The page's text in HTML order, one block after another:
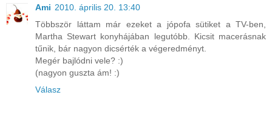
Ami 2010. április 20. 13:40
Többször láttam már ezeket a jópofa sütiket a TV-ben,
Martha Stewart konyhájában legutóbb. Kicsit macerásnak
tűnik, bár nagyon dicsérték a végeredményt.
Megér bajlódni vele? :)
(nagyon guszta ám! :)
Válasz